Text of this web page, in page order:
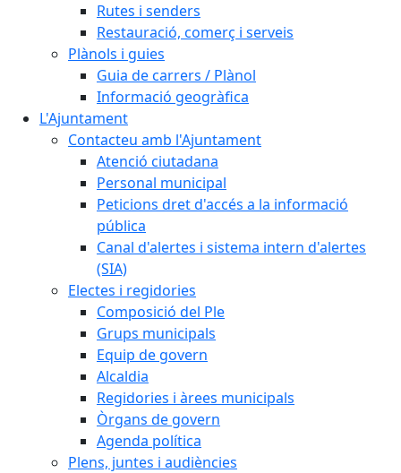
Rutes i senders
Restauració, comerç i serveis
Plànols i guies
Guia de carrers / Plànol
Informació geogràfica
L'Ajuntament
Contacteu amb l'Ajuntament
Atenció ciutadana
Personal municipal
Peticions dret d'accés a la informació
pública
Canal d'alertes i sistema intern d'alertes
(SIA)
Electes i regidories
Composició del Ple
Grups municipals
Equip de govern
Alcaldia
Regidories i àrees municipals
Òrgans de govern
Agenda política
Plens, juntes i audiències